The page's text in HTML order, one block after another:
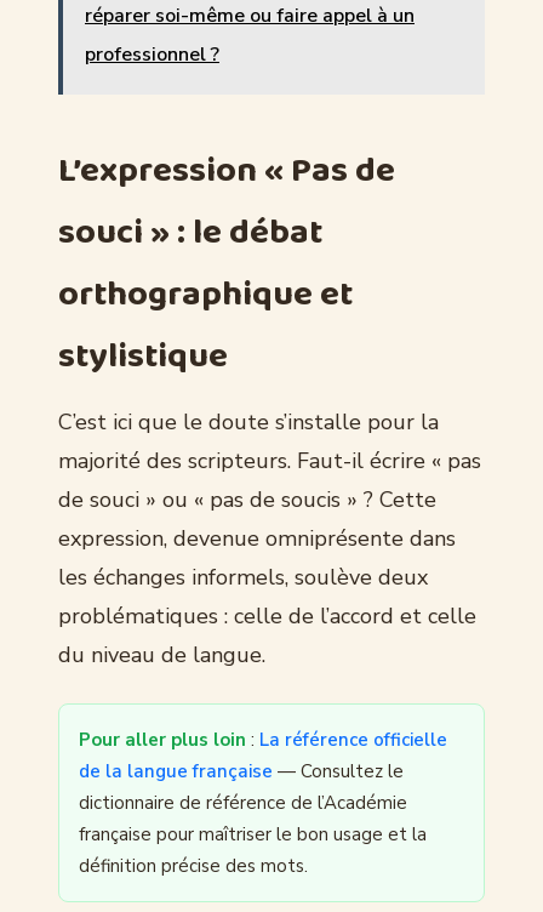
réparer soi-même ou faire appel à un
professionnel ?
L’expression « Pas de
souci » : le débat
orthographique et
stylistique
C’est ici que le doute s’installe pour la
majorité des scripteurs. Faut-il écrire « pas
de souci » ou « pas de soucis » ? Cette
expression, devenue omniprésente dans
les échanges informels, soulève deux
problématiques : celle de l’accord et celle
du niveau de langue.
Pour aller plus loin : La référence officielle
de la langue française — Consultez le
dictionnaire de référence de l’Académie
française pour maîtriser le bon usage et la
définition précise des mots.